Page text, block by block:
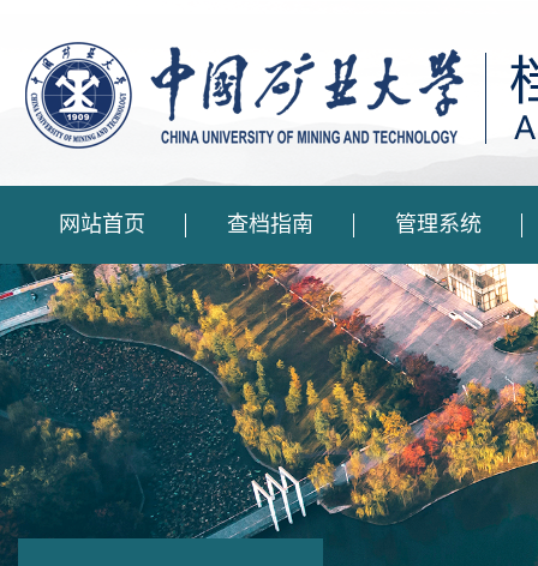
网站首页 查档指南 管理系统